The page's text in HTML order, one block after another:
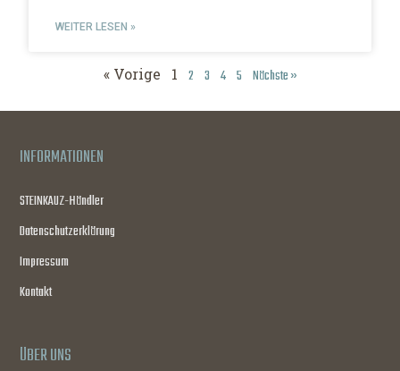
WEITER LESEN »
« Vorige 1 2 3 4 5 Nächste »
INFORMATIONEN
STEINKAUZ-Händler
Datenschutzerklärung
Impressum
Kontakt
ÜBER UNS